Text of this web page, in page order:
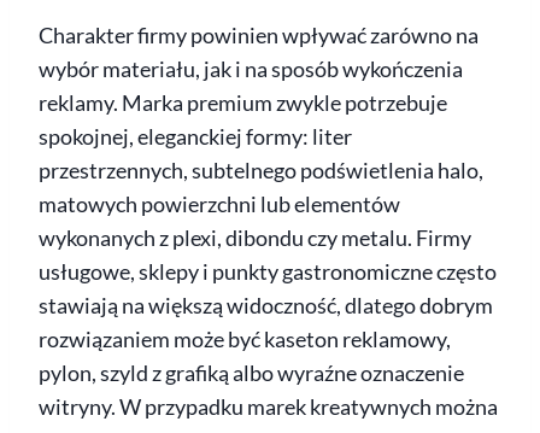
Charakter firmy powinien wpływać zarówno na
wybór materiału, jak i na sposób wykończenia
reklamy. Marka premium zwykle potrzebuje
spokojnej, eleganckiej formy: liter
przestrzennych, subtelnego podświetlenia halo,
matowych powierzchni lub elementów
wykonanych z plexi, dibondu czy metalu. Firmy
usługowe, sklepy i punkty gastronomiczne często
stawiają na większą widoczność, dlatego dobrym
rozwiązaniem może być kaseton reklamowy,
pylon, szyld z grafiką albo wyraźne oznaczenie
witryny. W przypadku marek kreatywnych można